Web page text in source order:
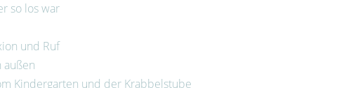
so los war
und Ruf
außen
Kindergarten und der Krabbelstube